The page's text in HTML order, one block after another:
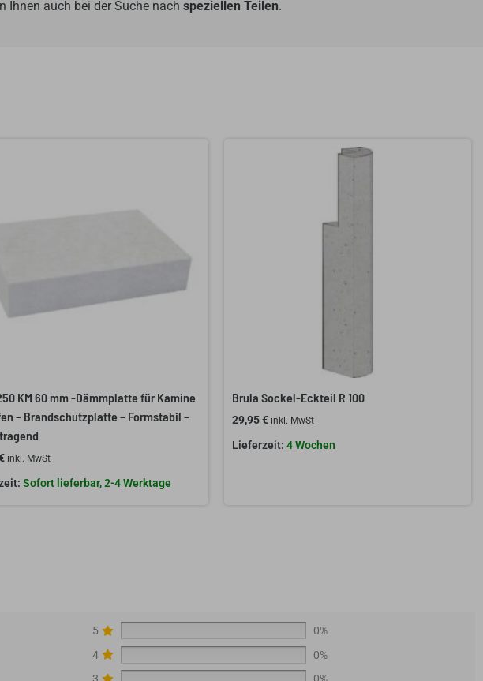
Ihnen auch bei der Suche nach speziellen Teilen.
KM 60 mm -Dämmplatte für Kamine
– Brandschutzplatte – Formstabil –
inkl. MwSt
Sofort lieferbar, 2-4 Werktage
Brula Sockel-Eckteil R 100
29,95€ inkl. MwSt
4 Wochen
5
0%
4
0%